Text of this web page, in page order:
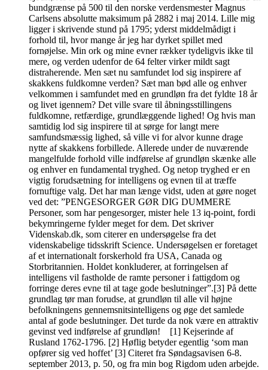
bundgrænse på 500 til den norske verdensmester Magnus
Carlsens absolutte maksimum på 2882 i maj 2014. Lille mig
ligger i skrivende stund på 1795; yderst middelmådigt i
forhold til, hvor mange år jeg har dyrket spillet med
fornøjelse. Min ork og mine evner rækker tydeligvis ikke til
mere, og verden udenfor de 64 felter virker mildt sagt
distraherende. Men sæt nu samfundet lod sig inspirere af
skakkens fuldkomne verden? Sæt man bød alle og enhver
velkommen i samfundet med en grundløn fra det fyldte 18 år
og livet igennem? Det ville svare til åbningsstillingens
fuldkomne, retfærdige, grundlæggende lighed! Og hvis man
samtidig lod sig inspirere til at sørge for langt mere
samfundsmæssig lighed, så ville vi for alvor kunne drage
nytte af skakkens forbillede. Allerede under de nuværende
mangelfulde forhold ville indførelse af grundløn skænke alle
og enhver en fundamental tryghed. Og netop tryghed er en
vigtig forudsætning for intelligens og evnen til at træffe
fornuftige valg. Det har man længe vidst, uden at gøre noget
ved det: ”PENGESORGER GØR DIG DUMMERE
Personer, som har pengesorger, mister hele 13 iq-point, fordi
bekymringerne fylder meget for dem. Det skriver
Videnskab.dk, som citerer en undersøgelse fra det
videnskabelige tidsskrift Science. Undersøgelsen er foretaget
af et internationalt forskerhold fra USA, Canada og
Storbritannien. Holdet konkluderer, at forringelsen af
intelligens vil fastholde de ramte personer i fattigdom og
forringe deres evne til at tage gode beslutninger”.[3] På dette
grundlag tør man forudse, at grundløn til alle vil højne
befolkningens gennemsnitsintelligens og øge det samlede
antal af gode beslutninger. Det turde da nok være en attraktiv
gevinst ved indførelse af grundløn! [1] Kejserinde af
Rusland 1762-1796. [2] Høflig betyder egentlig ‘som man
opfører sig ved hoffet’ [3] Citeret fra Søndagsavisen 6-8.
september 2013, p. 50, og fra min bog Rigdom uden arbejde.